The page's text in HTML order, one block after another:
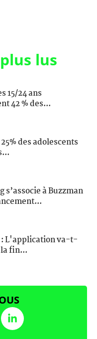
lus
15/24 ans
42 % des...
des adolescents
s’associe à Buzzman
L'application va-t-
fin...